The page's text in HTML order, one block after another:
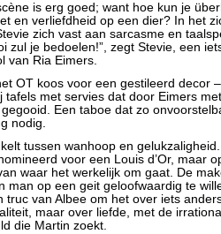
is erg goed; want hoe kun je
en verliefdheid op een dier? In het
zich vast aan sarcasme en
zul je bedoelen!”, zegt Stevie, een
van Ria Eimers.
OT koos voor een gestileerd decor
tafels met servies dat door Eimers
Een taboe dat zo
nodig.
tussen wanhoop en
voor een Louis d’Or, maar
waar het werkelijk om gaat. De
man op een geit geloofwaardig te
truc van Albee om het over iets
maar over liefde, met de
die Martin zoekt.